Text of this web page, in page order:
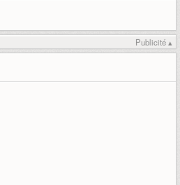
Publicité ▴